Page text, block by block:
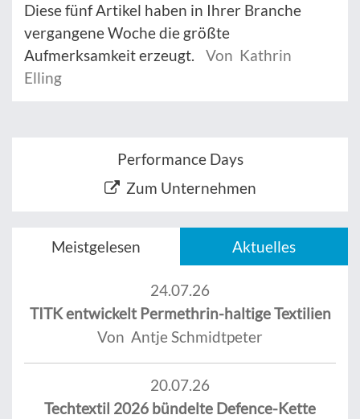
Diese fünf Artikel haben in Ihrer Branche
vergangene Woche die größte
Aufmerksamkeit erzeugt.
Von Kathrin
Elling
Performance Days
Zum Unternehmen
Meistgelesen Aktuelles
24.07.26
TITK entwickelt Permethrin-haltige Textilien
Von Antje Schmidtpeter
20.07.26
Techtextil 2026 bündelte Defence-Kette